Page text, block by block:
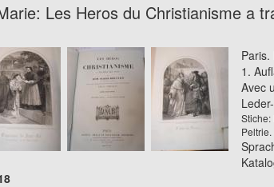
Les Heros du Christianisme a
Paris.
1.
Avec
Stiche: